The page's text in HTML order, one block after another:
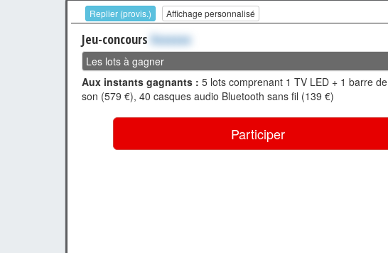
Replier (provis.) Affichage personnalisé
Jeu-concours Xxxxxxx
Les lots à gagner
Aux instants gagnants : 5 lots comprenant 1 TV LED + 1 barre de
son (579 €), 40 casques audio Bluetooth sans fil (139 €)
Participer